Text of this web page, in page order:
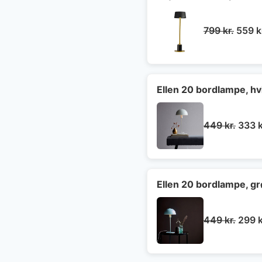
799kr. Den
799
559
Ellen 20 bordlampe,
449kr. Den
449
333
Ellen 20 bordlampe,
449kr. Den
299